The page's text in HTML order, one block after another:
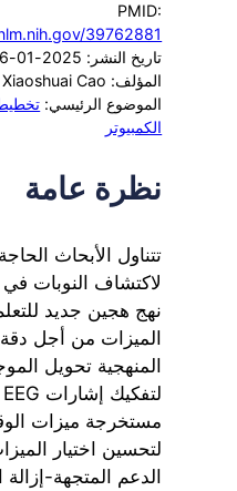
PMID:
39762881
تاريخ النشر: 2025-01-06
المؤلف: Xiaoshuai Cao وآخرون
الموضوع الرئيسي:
الكمبيوتر
نظرة عامة
تتناول الأبحاث
لاكتشاف النوبات
نهج هجين جديد
الميزات من أجل
مستخرجة ميزات
لتحسين اختيار
الدعم المتجهة-إزالة